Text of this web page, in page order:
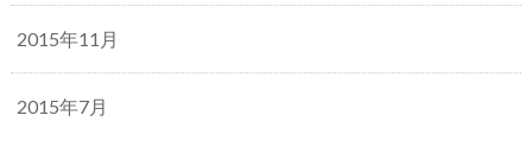
2015年11月
2015年7月